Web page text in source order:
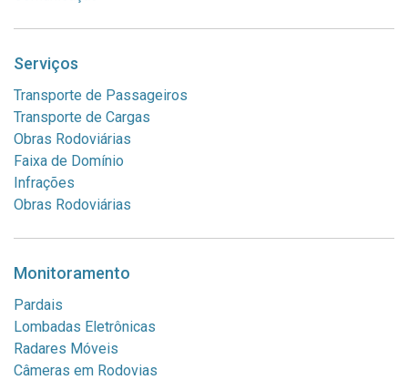
Serviços
Transporte de Passageiros
Transporte de Cargas
Obras Rodoviárias
Faixa de Domínio
Infrações
Obras Rodoviárias
Monitoramento
Pardais
Lombadas Eletrônicas
Radares Móveis
Câmeras em Rodovias